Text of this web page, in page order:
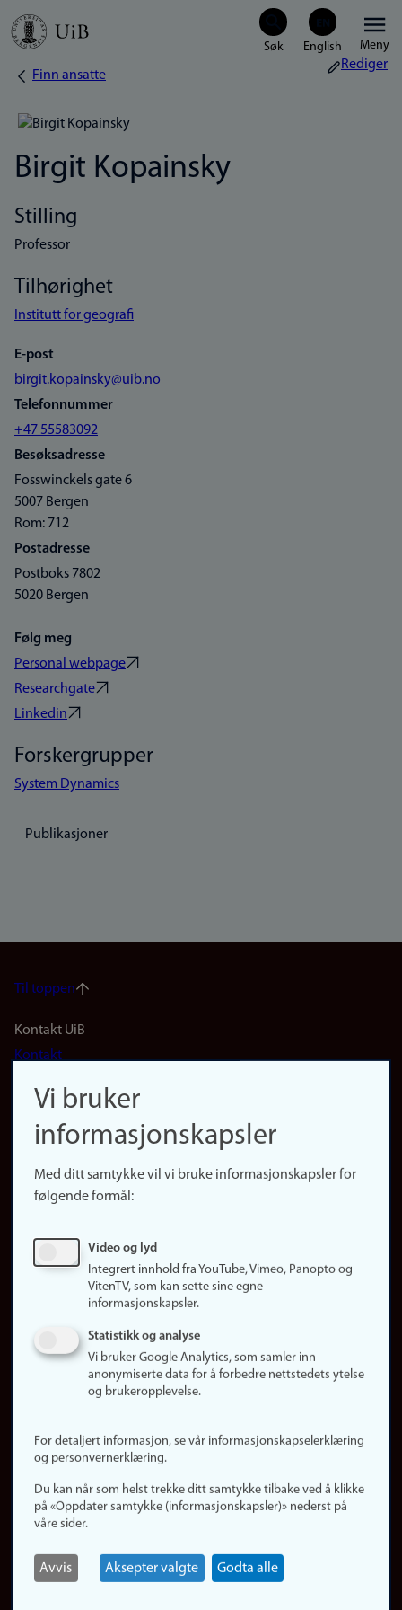
Hopp
Meny
Navigasjonssti
Finn ansatte
Rediger
Birgit Kopainsky
Stilling
Professor
Tilhørighet
Institutt for geografi
E-post
birgit.kopainsky@uib.no
Telefonnummer
+47 55583092
Besøksadresse
Fosswinckels gate 6
5007 Bergen
Rom: 712
Postadresse
Postboks 7802
5020 Bergen
Følg meg
Personal webpage
Researchgate
Linkedin
Forskergrupper
System Dynamics
Publikasjoner
Til toppen
Footer
(no)
Kontakt UiB
Kontakt
Finn forsker
Presse
Finn studier
Ledige stillinger
Om nettstedet
Informasjonskapsler
Personvern
Logg inn
Rediger din ansattside
Vi bruker
informasjonskapsler
Med ditt samtykke vil vi bruke informasjonskapsler for
følgende formål:
Video og lyd
Integrert innhold fra YouTube, Vimeo, Panopto og
VitenTV, som kan sette sine egne
informasjonskapsler.
Statistikk og analyse
Vi bruker Google Analytics, som samler inn
anonymiserte data for å forbedre nettstedets ytelse
og brukeropplevelse.
For detaljert informasjon, se vår informasjonskapselerklæring
og personvernerklæring.
Du kan når som helst trekke ditt samtykke tilbake ved å klikke
på «Oppdater samtykke (informasjonskapsler)» nederst på
våre sider.
Avvis Aksepter valgte Godta alle